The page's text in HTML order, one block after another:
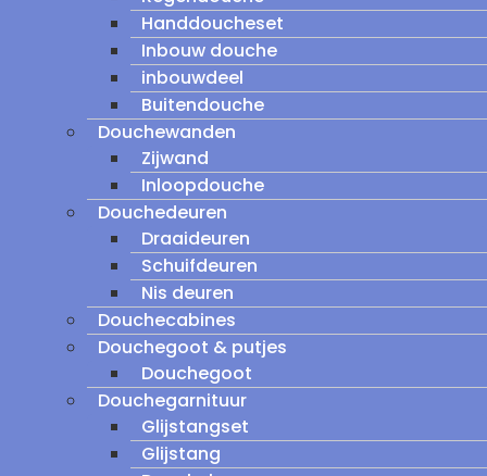
Handdoucheset
Inbouw douche
inbouwdeel
Buitendouche
Douchewanden
Zijwand
Inloopdouche
Douchedeuren
Draaideuren
Schuifdeuren
Nis deuren
Douchecabines
Douchegoot & putjes
Douchegoot
Douchegarnituur
Glijstangset
Glijstang